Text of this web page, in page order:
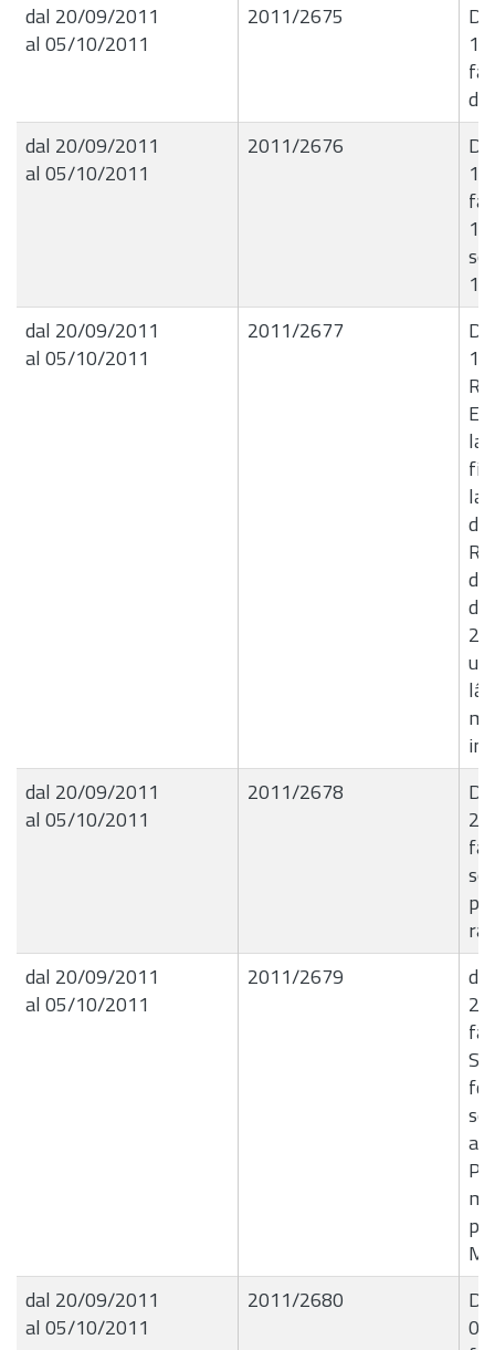
dal 20/09/2011
al 05/10/2011
2011/2675
di
dal 20/09/2011
al 05/10/2011
2011/2676
dal 20/09/2011
al 05/10/2011
2011/2677
la
dal 20/09/2011
al 05/10/2011
2011/2678
dal 20/09/2011
al 05/10/2011
2011/2679
dal 20/09/2011
al 05/10/2011
2011/2680